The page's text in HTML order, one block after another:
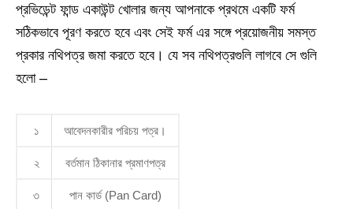
প্রভিডেন্ট ফান্ড একাউন্ট খোলার জন্য আপনাকে প্রথমে একটি ফর্ম
সঠিকভাবে পূরণ করতে হবে এবং সেই ফর্ম এর সঙ্গে প্রয়োজনীয় সমস্ত
প্রকার নথিপত্র জমা করতে হবে। যে সব নথিপত্রগুলি লাগবে সে গুলি
হলো –
১ আবেদনকারীর পরিচয় পত্র।
২ বর্তমান ঠিকানার প্রমাণপত্র
৩ পান কার্ড (Pan Card)